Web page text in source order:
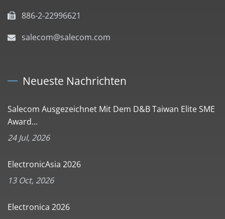
886-2-22996621
salecom@salecom.com
Neueste Nachrichten
Salecom Ausgezeichnet Mit Dem D&B Taiwan Elite SME
Award...
24 Jul, 2026
ElectronicAsia 2026
13 Oct, 2026
Electronica 2026